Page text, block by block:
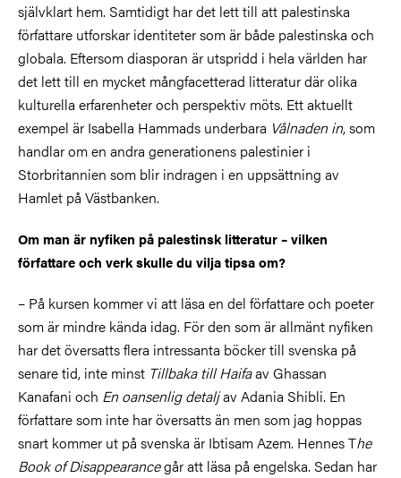
självklart hem. Samtidigt har det lett till att palestinska
författare utforskar identiteter som är både palestinska och
globala. Eftersom diasporan är utspridd i hela världen har
det lett till en mycket mångfacetterad litteratur där olika
kulturella erfarenheter och perspektiv möts. Ett aktuellt
exempel är Isabella Hammads underbara Vålnaden in, som
handlar om en andra generationens palestinier i
Storbritannien som blir indragen i en uppsättning av
Hamlet på Västbanken.
Om man är nyfiken på palestinsk litteratur – vilken
författare och verk skulle du vilja tipsa om?
– På kursen kommer vi att läsa en del författare och poeter
som är mindre kända idag. För den som är allmänt nyfiken
har det översatts flera intressanta böcker till svenska på
senare tid, inte minst Tillbaka till Haifaav Ghassan
Kanafani och En oansenlig detaljav Adania Shibli. En
författare som inte har översatts än men som jag hoppas
snart kommer ut på svenska är Ibtisam Azem. Hennes The
Book of Disappearancegår att läsa på engelska. Sedan har